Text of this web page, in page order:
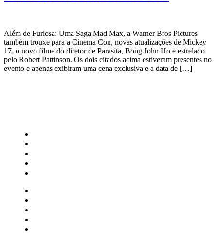
Além de Furiosa: Uma Saga Mad Max, a Warner Bros Pictures
também trouxe para a Cinema Con, novas atualizações de Mickey
17, o novo filme do diretor de Parasita, Bong John Ho e estrelado
pelo Robert Pattinson. Os dois citados acima estiveram presentes no
evento e apenas exibiram uma cena exclusiva e a data de […]